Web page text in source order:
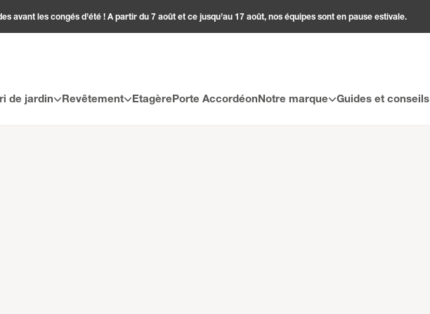
avant les congés d’été ! A partir du 7 août et ce jusqu’au 17 août, nos équipes sont en pause estivale.
de jardin Revêtement EtagèrePorte AccordéonNotre marque Guides et conseils